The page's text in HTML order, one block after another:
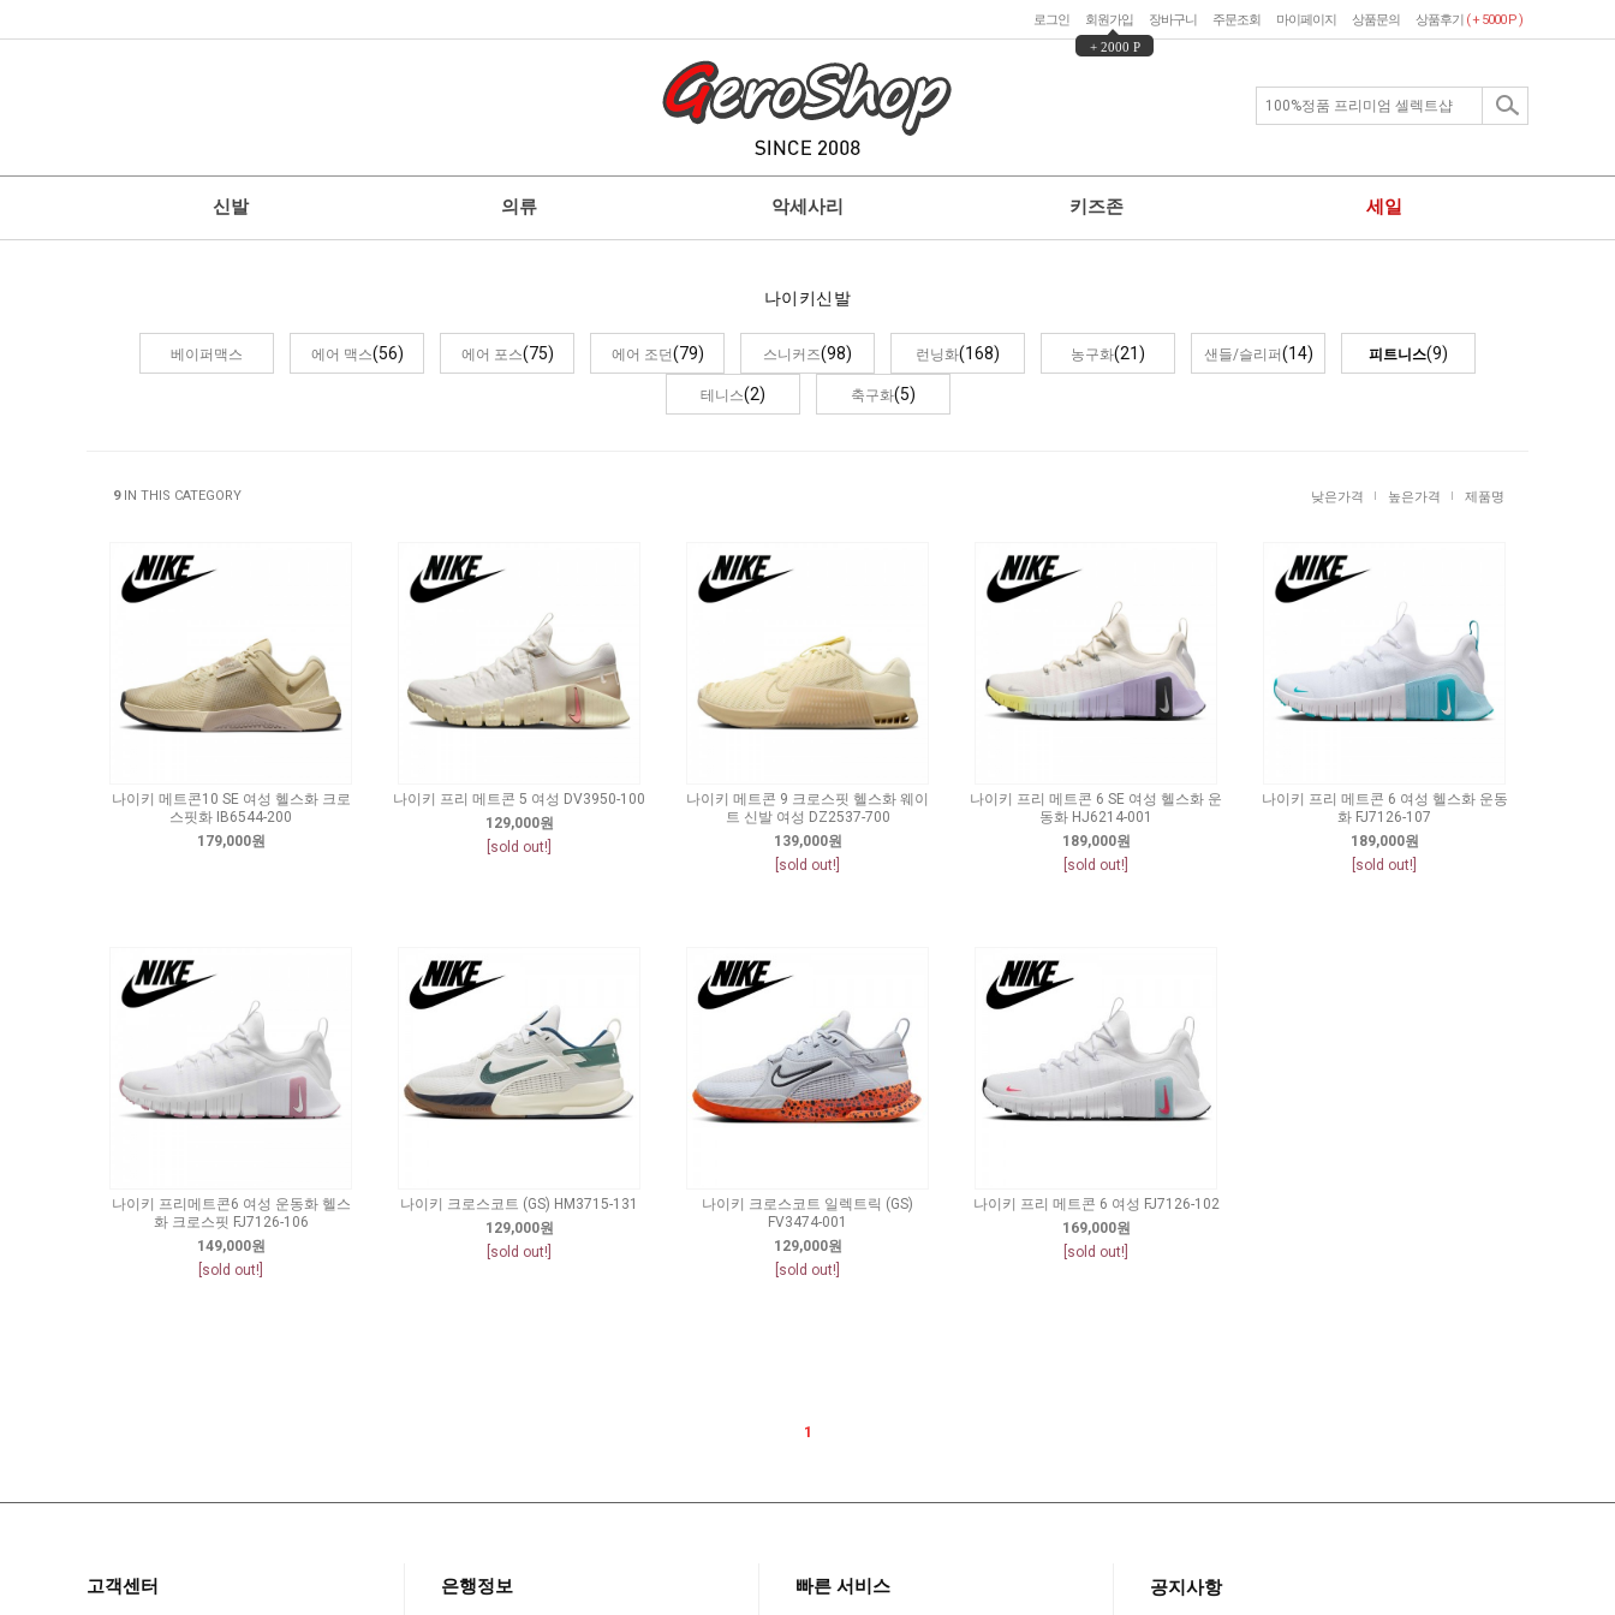
로그인 회원가입
+ 2000 P
장바구니 주문조회 마이페이지 상품문의 상품후기 ( + 5000 P )
신발 의류 악세사리 키즈존 세일
나이키신발
베이퍼맥스 에어 맥스(56) 에어 포스(75) 에어 조던(79) 스니커즈(98) 런닝화(168) 농구화(21) 샌들/슬리퍼(14) 피트니스(9)
테니스(2) 축구화(5)
9IN THIS CATEGORY 낮은가격 높은가격 제품명
나이키 메트콘10 SE 여성 헬스화 크로
스핏화 IB6544-200
179,000원
나이키 프리 메트콘 5 여성 DV3950-100
129,000원
[sold out!]
나이키 메트콘 9 크로스핏 헬스화 웨이
트 신발 여성 DZ2537-700
139,000원
[sold out!]
나이키 프리 메트콘 6 SE 여성 헬스화 운
동화 HJ6214-001
189,000원
[sold out!]
나이키 프리 메트콘 6 여성 헬스화 운동
화 FJ7126-107
189,000원
[sold out!]
나이키 프리메트콘6 여성 운동화 헬스
화 크로스핏 FJ7126-106
149,000원
[sold out!]
나이키 크로스코트 (GS) HM3715-131
129,000원
[sold out!]
나이키 크로스코트 일렉트릭 (GS)
FV3474-001
129,000원
[sold out!]
나이키 프리 메트콘 6 여성 FJ7126-102
169,000원
[sold out!]
1
고객센터 은행정보 빠른 서비스 공지사항